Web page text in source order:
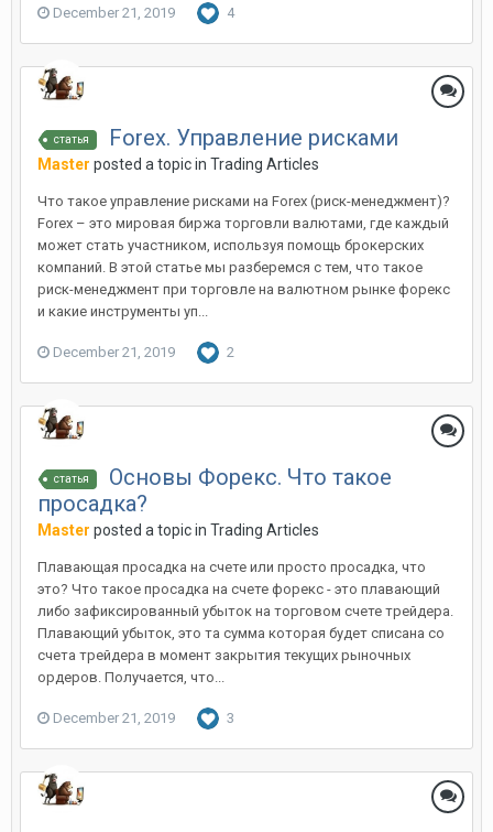
December 21, 2019 4
статья Forex. Управление рисками
Master posted a topic in Trading Articles
Что такое управление рисками на Forex (риск-менеджмент)?
Forex – это мировая биржа торговли валютами, где каждый
может стать участником, используя помощь брокерских
компаний. В этой статье мы разберемся с тем, что такое
риск-менеджмент при торговле на валютном рынке форекс
и какие инструменты уп...
December 21, 2019 2
статья
Основы Форекс. Что такое
просадка?
Master posted a topic in Trading Articles
Плавающая просадка на счете или просто просадка, что
это? Что такое просадка на счете форекс - это плавающий
либо зафиксированный убыток на торговом счете трейдера.
Плавающий убыток, это та сумма которая будет списана со
счета трейдера в момент закрытия текущих рыночных
ордеров. Получается, что...
December 21, 2019 3